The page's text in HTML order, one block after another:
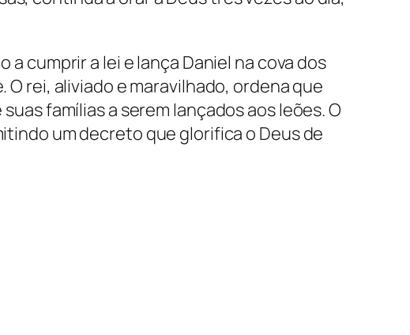
cumprir a lei e lança Daniel na cova dos
rei, aliviado e maravilhado, ordena que
famílias a serem lançados aos leões. O
um decreto que glorifica o Deus de